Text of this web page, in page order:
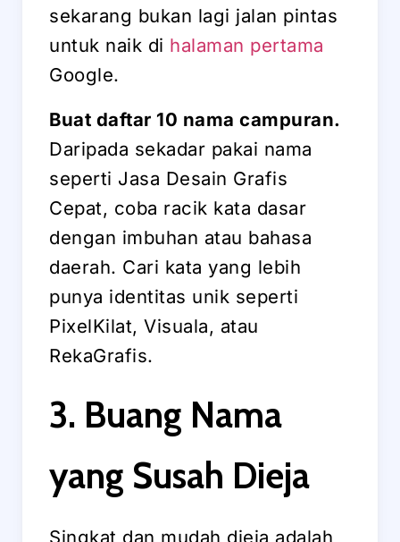
sekarang bukan lagi jalan pintas
untuk naik di halaman pertama
Google.
Buat daftar 10 nama campuran.
Daripada sekadar pakai nama
seperti Jasa Desain Grafis
Cepat, coba racik kata dasar
dengan imbuhan atau bahasa
daerah. Cari kata yang lebih
punya identitas unik seperti
PixelKilat, Visuala, atau
RekaGrafis.
3. Buang Nama
yang Susah Dieja
Singkat dan mudah dieja adalah